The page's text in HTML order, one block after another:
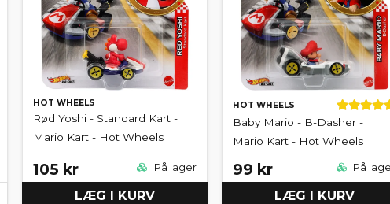
HOT WHEELS
Rød Yoshi - Standard Kart -
Mario Kart - Hot Wheels
105 kr På lager
LÆG I KURV
HOT WHEELS
Baby Mario - B-Dasher -
Mario Kart - Hot Wheels
99 kr På
LÆG I KURV